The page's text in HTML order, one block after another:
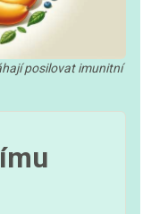
posilovat imunitní